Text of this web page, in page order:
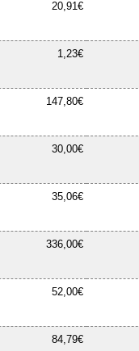
20,91€
1,23€
147,80€
30,00€
35,06€
336,00€
52,00€
84,79€